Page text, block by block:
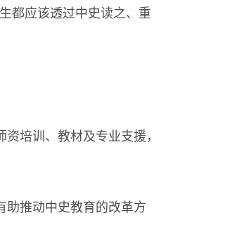
都应该透过中史读之、重
培训、教材及专业支援，
助推动中史教育的改革方